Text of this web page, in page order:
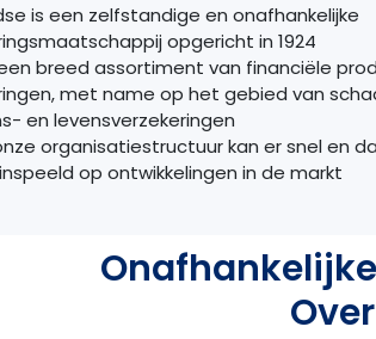
is een zelfstandige en onafhankelijke
opgericht in 1924
breed assortiment van financiële
met name op het gebied van
en levensverzekeringen
organisatiestructuur kan er snel en
op ontwikkelingen in de markt